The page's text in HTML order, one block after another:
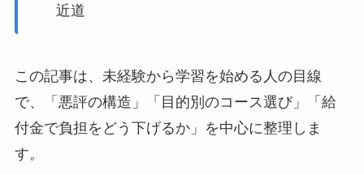
近道
この記事は、未経験から学習を始める人の目線
で、「悪評の構造」「目的別のコース選び」「給
付金で負担をどう下げるか」を中心に整理しま
す。